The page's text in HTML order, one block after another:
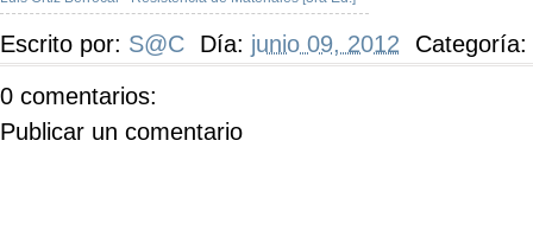
Escrito por: S@C Día: junio 09, 2012
Categoría:
0 comentarios:
Publicar un comentario